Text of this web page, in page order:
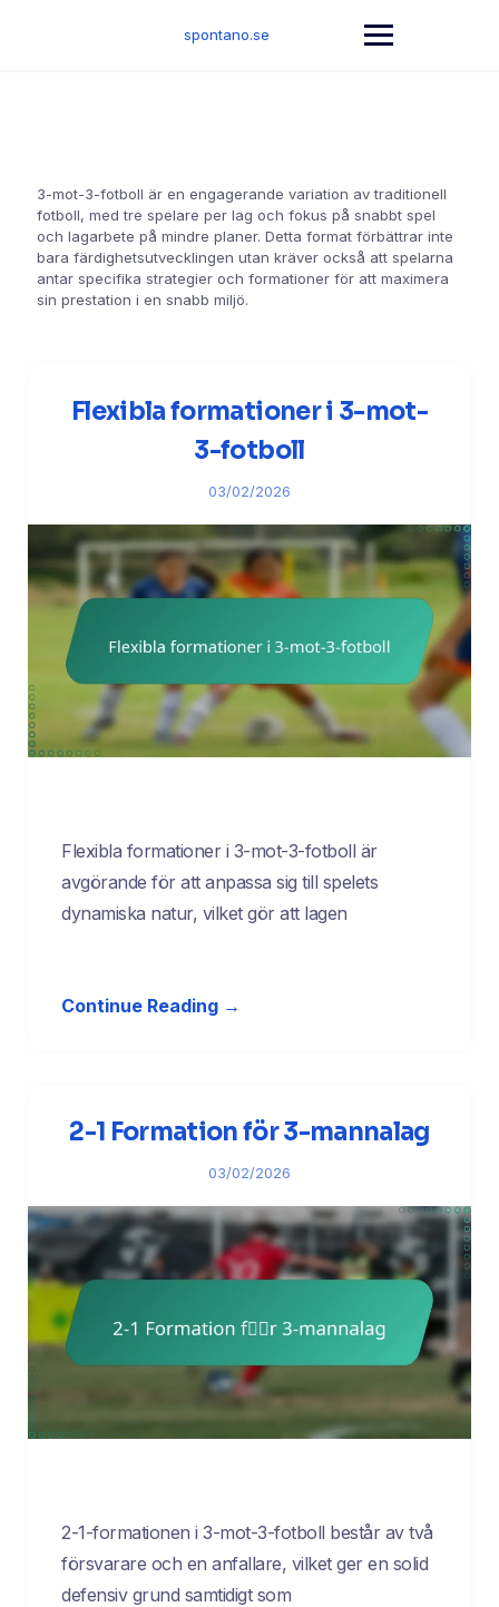
spontano.se
3-mot-3-fotboll är en engagerande variation av traditionell
fotboll, med tre spelare per lag och fokus på snabbt spel
och lagarbete på mindre planer. Detta format förbättrar inte
bara färdighetsutvecklingen utan kräver också att spelarna
antar specifika strategier och formationer för att maximera
sin prestation i en snabb miljö.
Flexibla formationer i 3-mot-
3-fotboll
03/02/2026
Flexibla formationer i 3-mot-3-fotboll är
avgörande för att anpassa sig till spelets
dynamiska natur, vilket gör att lagen
Continue Reading →
2-1 Formation för 3-mannalag
03/02/2026
2-1-formationen i 3-mot-3-fotboll består av två
försvarare och en anfallare, vilket ger en solid
defensiv grund samtidigt som